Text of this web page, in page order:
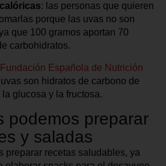
: las personas que quieren
porque las uvas no son
que 100 gramos aportan 70
carbohidratos.
Fundación Española de Nutrición
son hidratos de carbono de
glucosa y la fructosa.
podemos preparar
y saladas
preparar recetas saludables, ya